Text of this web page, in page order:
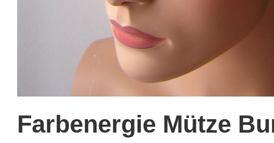
Farbenergie Mütze